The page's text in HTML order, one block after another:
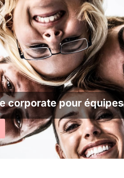
corporate pour équipes